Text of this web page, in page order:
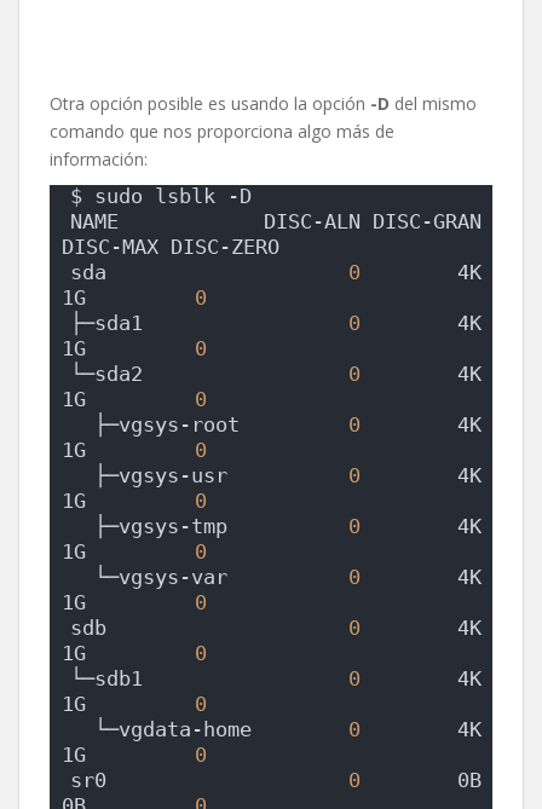
Otra opción posible es usando la opción -D del mismo
comando que nos proporciona algo más de
información:
$ sudo lsblk -D
NAME            DISC-ALN DISC-GRAN
DISC-MAX DISC-ZERO
sda 0
        4K
1G 0
├─sda1 0
        4K
1G 0
└─sda2 0
        4K
1G 0
  ├─vgsys-root
0
        4K
1G 0
  ├─vgsys-usr
0
        4K
1G 0
  ├─vgsys-tmp
0
        4K
1G 0
  └─vgsys-var
0
        4K
1G 0
sdb 0
        4K
1G 0
└─sdb1 0
        4K
1G 0
  └─vgdata-home
0
        4K
1G 0
sr0 0
        0B